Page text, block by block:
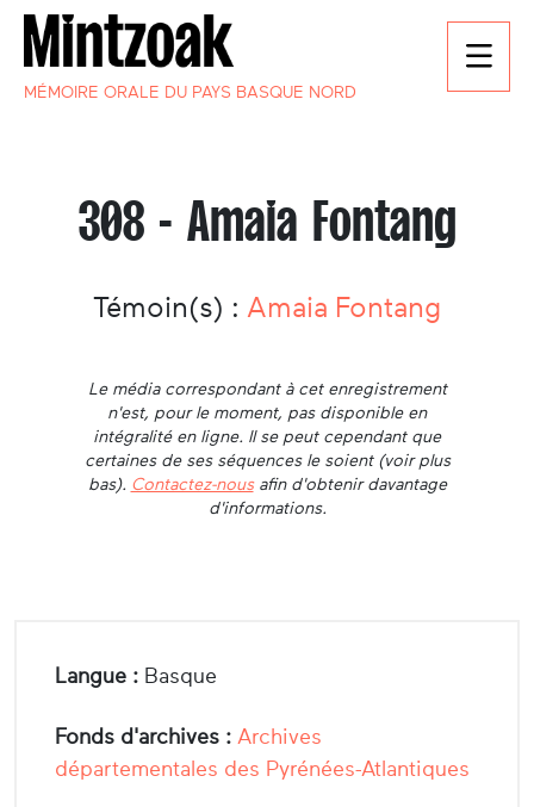
MÉMOIRE ORALE DU PAYS BASQUE NORD
308 - Amaia Fontang
Témoin(s) : Amaia Fontang
Le média correspondant à cet enregistrement
n'est, pour le moment, pas disponible en
intégralité en ligne. Il se peut cependant que
certaines de ses séquences le soient (voir plus
bas). Contactez-nousafin d'obtenir davantage
d'informations.
Langue : Basque
Fonds d'archives : Archives
départementales des Pyrénées-Atlantiques